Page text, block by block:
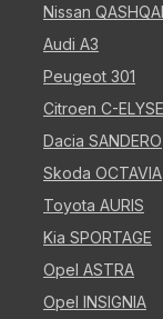
Nissan QASHQAI
Audi A3
Peugeot 301
Citroen C-
Dacia SANDERO
Skoda OCTAVIA
Toyota AURIS
Kia SPORTAGE
Opel ASTRA
Opel INSIGNIA